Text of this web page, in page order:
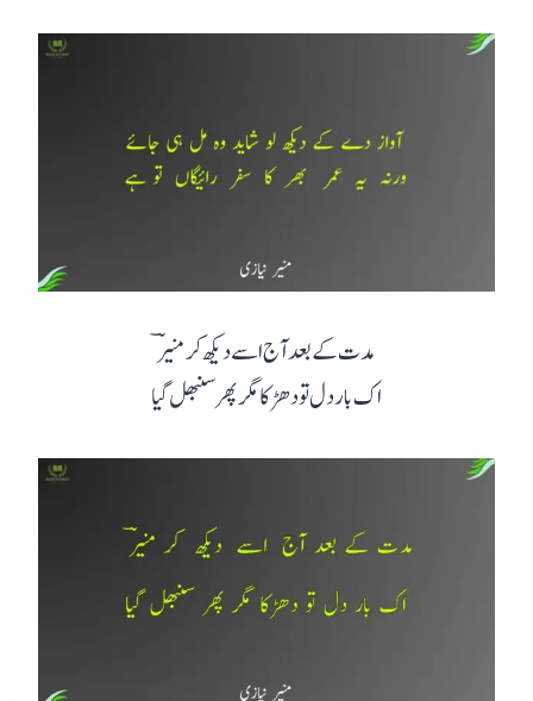
مدت کے بعد آج اسے دیکھ کر منیرؔ
اک بار دل تو دھڑکا مگر پھر سنبھل گیا